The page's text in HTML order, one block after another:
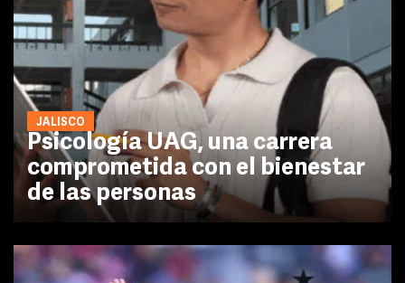
JALISCO
Psicología UAG, una carrera
comprometida con el bienestar
de las personas